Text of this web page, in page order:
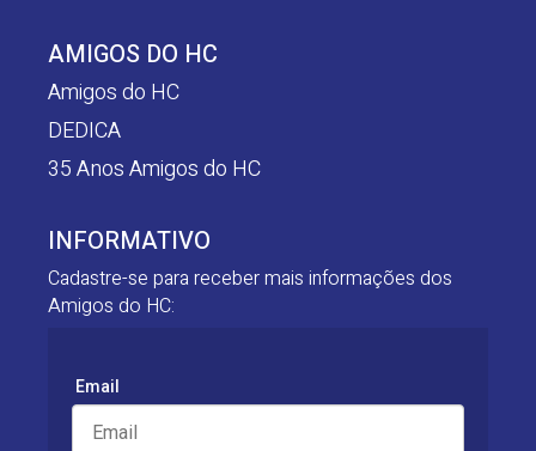
AMIGOS DO HC
Amigos do HC
DEDICA
35 Anos Amigos do HC
INFORMATIVO
Cadastre-se para receber mais informações dos
Amigos do HC:
Email